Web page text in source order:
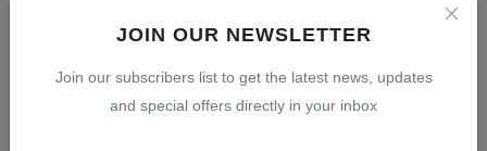
JOIN OUR NEWSLETTER
Join our subscribers list to get the latest news, updates
and special offers directly in your inbox